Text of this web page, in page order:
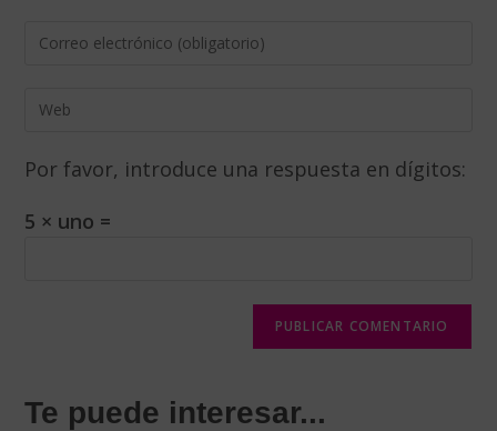
Por favor, introduce una respuesta en dígitos:
5 × uno =
Te puede interesar...